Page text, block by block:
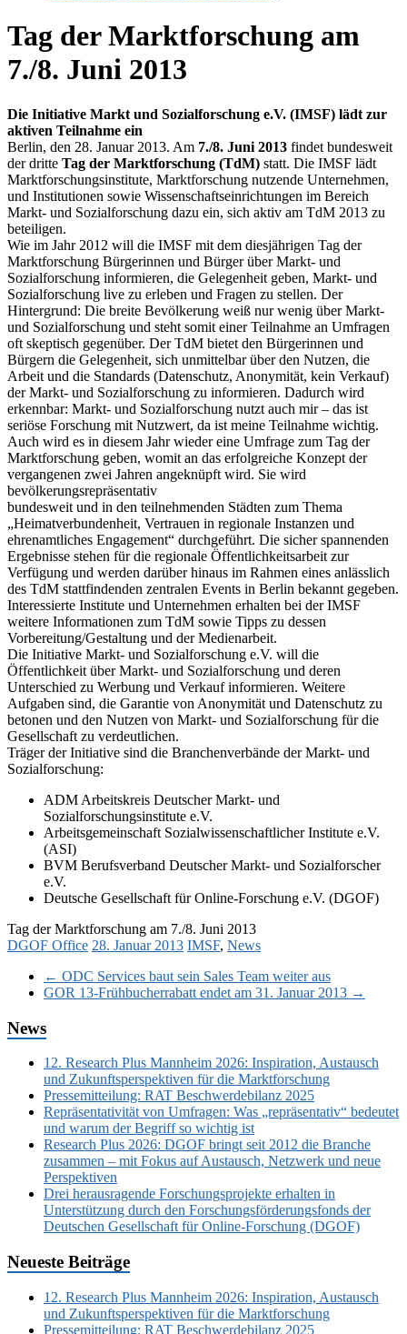
Tag der Marktforschung am
7./8. Juni 2013
Die Initiative Markt und Sozialforschung e.V. (IMSF) lädt zur
aktiven Teilnahme ein
Berlin, den 28. Januar 2013. Am 7./8. Juni 2013 findet bundesweit
der dritte Tag der Marktforschung (TdM) statt. Die IMSF lädt
Marktforschungsinstitute, Marktforschung nutzende Unternehmen,
und Institutionen sowie Wissenschaftseinrichtungen im Bereich
Markt- und Sozialforschung dazu ein, sich aktiv am TdM 2013 zu
beteiligen.
Wie im Jahr 2012 will die IMSF mit dem diesjährigen Tag der
Marktforschung Bürgerinnen und Bürger über Markt- und
Sozialforschung informieren, die Gelegenheit geben, Markt- und
Sozialforschung live zu erleben und Fragen zu stellen. Der
Hintergrund: Die breite Bevölkerung weiß nur wenig über Markt-
und Sozialforschung und steht somit einer Teilnahme an Umfragen
oft skeptisch gegenüber. Der TdM bietet den Bürgerinnen und
Bürgern die Gelegenheit, sich unmittelbar über den Nutzen, die
Arbeit und die Standards (Datenschutz, Anonymität, kein Verkauf)
der Markt- und Sozialforschung zu informieren. Dadurch wird
erkennbar: Markt- und Sozialforschung nutzt auch mir – das ist
seriöse Forschung mit Nutzwert, da ist meine Teilnahme wichtig.
Auch wird es in diesem Jahr wieder eine Umfrage zum Tag der
Marktforschung geben, womit an das erfolgreiche Konzept der
vergangenen zwei Jahren angeknüpft wird. Sie wird
bevölkerungsrepräsentativ
bundesweit und in den teilnehmenden Städten zum Thema
„Heimatverbundenheit, Vertrauen in regionale Instanzen und
ehrenamtliches Engagement“ durchgeführt. Die sicher spannenden
Ergebnisse stehen für die regionale Öffentlichkeitsarbeit zur
Verfügung und werden darüber hinaus im Rahmen eines anlässlich
des TdM stattfindenden zentralen Events in Berlin bekannt gegeben.
Interessierte Institute und Unternehmen erhalten bei der IMSF
weitere Informationen zum TdM sowie Tipps zu dessen
Vorbereitung/Gestaltung und der Medienarbeit.
Die Initiative Markt- und Sozialforschung e.V. will die
Öffentlichkeit über Markt- und Sozialforschung und deren
Unterschied zu Werbung und Verkauf informieren. Weitere
Aufgaben sind, die Garantie von Anonymität und Datenschutz zu
betonen und den Nutzen von Markt- und Sozialforschung für die
Gesellschaft zu verdeutlichen.
Träger der Initiative sind die Branchenverbände der Markt- und
Sozialforschung:
ADM Arbeitskreis Deutscher Markt- und
Sozialforschungsinstitute e.V.
Arbeitsgemeinschaft Sozialwissenschaftlicher Institute e.V.
(ASI)
BVM Berufsverband Deutscher Markt- und Sozialforscher
e.V.
Deutsche Gesellschaft für Online-Forschung e.V. (DGOF)
Tag der Marktforschung am 7./8. Juni 2013
DGOF Office 28. Januar 2013 IMSF, News
← ODC Services baut sein Sales Team weiter aus
GOR 13-Frühbucherrabatt endet am 31. Januar 2013 →
News
12. Research Plus Mannheim 2026: Inspiration, Austausch
und Zukunftsperspektiven für die Marktforschung
Pressemitteilung: RAT Beschwerdebilanz 2025
Repräsentativität von Umfragen: Was „repräsentativ“ bedeutet
und warum der Begriff so wichtig ist
Research Plus 2026: DGOF bringt seit 2012 die Branche
zusammen – mit Fokus auf Austausch, Netzwerk und neue
Perspektiven
Drei herausragende Forschungsprojekte erhalten in
Unterstützung durch den Forschungsförderungsfonds der
Deutschen Gesellschaft für Online-Forschung (DGOF)
Neueste Beiträge
12. Research Plus Mannheim 2026: Inspiration, Austausch
und Zukunftsperspektiven für die Marktforschung
Pressemitteilung: RAT Beschwerdebilanz 2025